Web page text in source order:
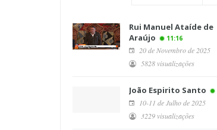
Rui Manuel Ataíde de
Araújo
11:16
20 de Novembro de 2025
5828 visualizações
João Espirito Santo
10-11 de Julho de 2025
3229 visualizações